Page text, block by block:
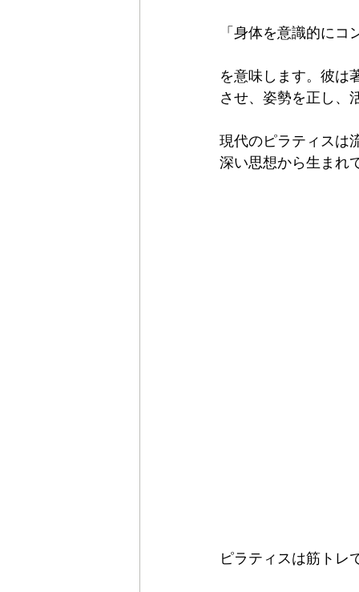
「身体を意識的に
を意味します。彼は
させ、姿勢を正し、
現代のピラティスは
深い思想から生まれ
ピラティスは筋トレ